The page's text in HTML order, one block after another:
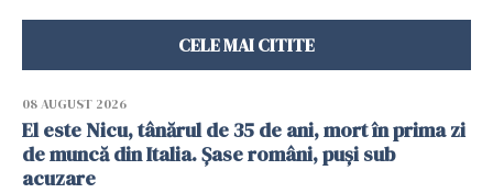
CELE MAI CITITE
08 AUGUST 2026
El este Nicu, tânărul de 35 de ani, mort în prima zi
de muncă din Italia. Șase români, puși sub
acuzare